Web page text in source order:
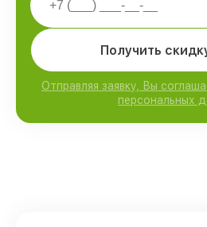
Получить
Отправляя заявку, Вы
персональных